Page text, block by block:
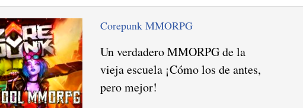
Corepunk MMORPG
Un verdadero MMORPG de la
vieja escuela ¡Cómo los de antes,
pero mejor!